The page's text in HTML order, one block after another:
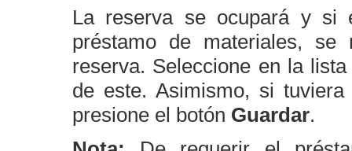
La reserva se ocupará y si
préstamo de materiales,
reserva. Seleccione en la
de este. Asimismo, si
presione el botón Guardar.